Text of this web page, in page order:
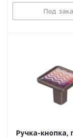
Под
Ручка-кнопка,